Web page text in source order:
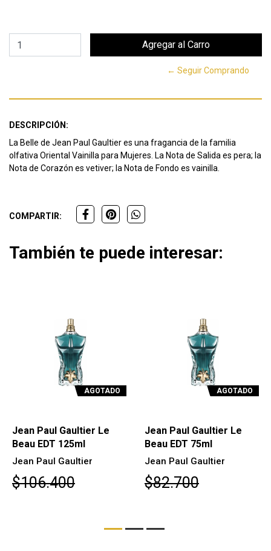
← Seguir Comprando
DESCRIPCIÓN:
La Belle de Jean Paul Gaultier es una fragancia de la familia
olfativa Oriental Vainilla para Mujeres. La Nota de Salida es pera; la
Nota de Corazón es vetiver; la Nota de Fondo es vainilla.
COMPARTIR:
También te puede interesar:
AGOTADO
Jean Paul Gaultier Le
Beau EDT 125ml
Jean Paul Gaultier
$106.400
AGOTADO
Jean Paul Gaultier Le
Beau EDT 75ml
Jean Paul Gaultier
$82.700